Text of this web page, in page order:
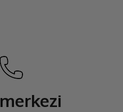
merkezi